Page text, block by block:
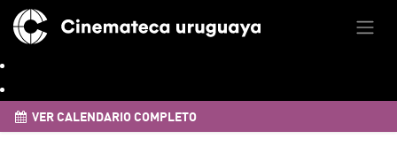
VER CALENDARIO COMPLETO